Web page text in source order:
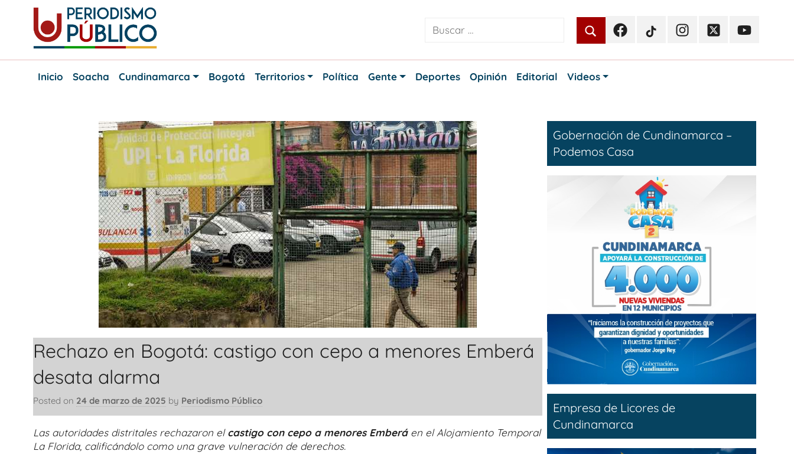
content
Periodismo
Noticias
FacebookTikTokInstagramTwitterYoutube
Inicio
Soacha Cundinamarca Bogotá Territorios Política Gente Deportes Opinión Editorial Videos
Rechazo en Bogotá: castigo con cepo a menores Emberá
desata alarma
Posted on 24 de marzo de 2025 by Periodismo Público
Las autoridades distritales rechazaron elcastigo con cepo a menores Emberáen el Alojamiento Temporal
La Florida, calificándolo como una grave vulneración de derechos.
Gobernación de Cundinamarca –
Podemos Casa
Empresa de Licores de
Cundinamarca